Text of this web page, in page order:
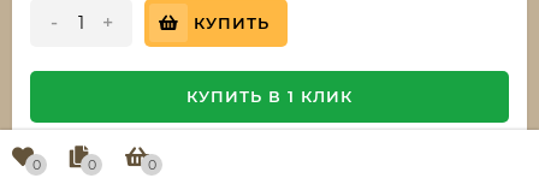
- + КУПИТЬ
КУПИТЬ В 1 КЛИК
0 0 0